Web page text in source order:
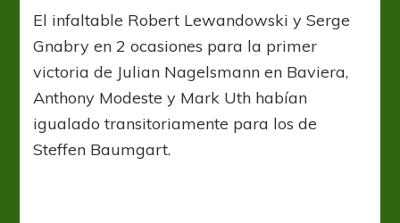
El infaltable Robert Lewandowski y Serge
Gnabry en 2 ocasiones para la primer
victoria de Julian Nagelsmann en Baviera,
Anthony Modeste y Mark Uth habían
igualado transitoriamente para los de
Steffen Baumgart.